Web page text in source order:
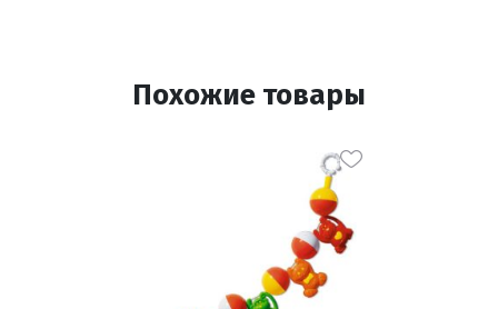
Похожие товары